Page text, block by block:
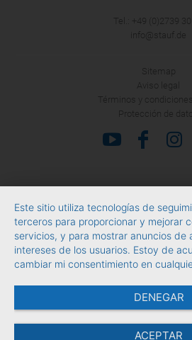
Tel.: +49 (0)2739
info@stauf.de
Sitemap
Aviso legal
Términos y condiciones
Protección de
Este sitio utiliza tecnologías de
terceros para proporcionar y mejorar
servicios, y para mostrar anuncios de
intereses de los usuarios. Estoy de
cambiar mi consentimiento en
DENEGAR
ACEPTAR